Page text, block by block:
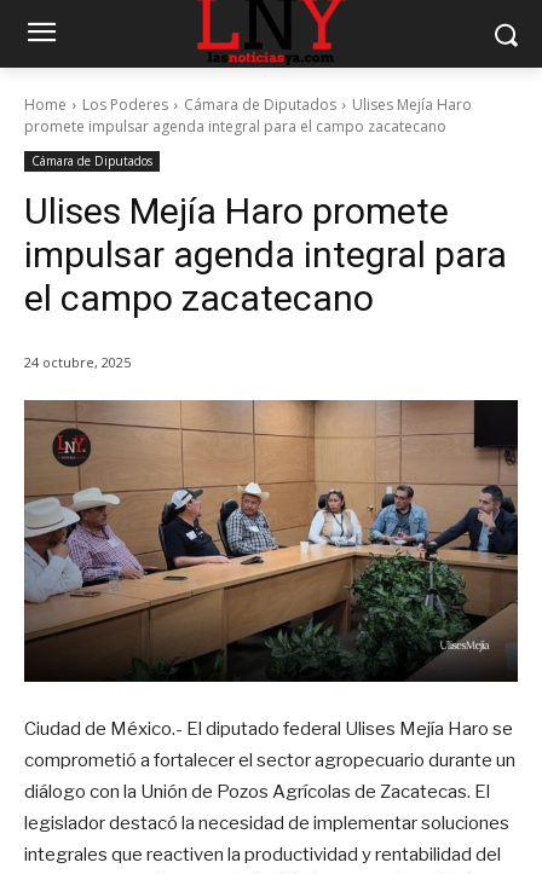
Home Los Poderes Cámara de Diputados
Ulises Mejía Haro
promete impulsar agenda integral para el campo zacatecano
Cámara de Diputados
Ulises Mejía Haro promete
impulsar agenda integral para
el campo zacatecano
24 octubre, 2025
Ciudad de México.- El diputado federal Ulises Mejía Haro se
comprometió a fortalecer el sector agropecuario durante un
diálogo con la Unión de Pozos Agrícolas de Zacatecas. El
legislador destacó la necesidad de implementar soluciones
integrales que reactiven la productividad y rentabilidad del